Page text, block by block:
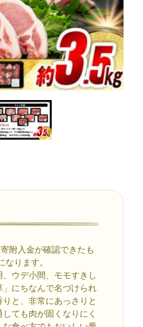
附入金が確認できたも
ります。
ウデ小間、モモすきし
にちなんで名づけられ
と、非常にあっさりと
ても肉が固くなりにく